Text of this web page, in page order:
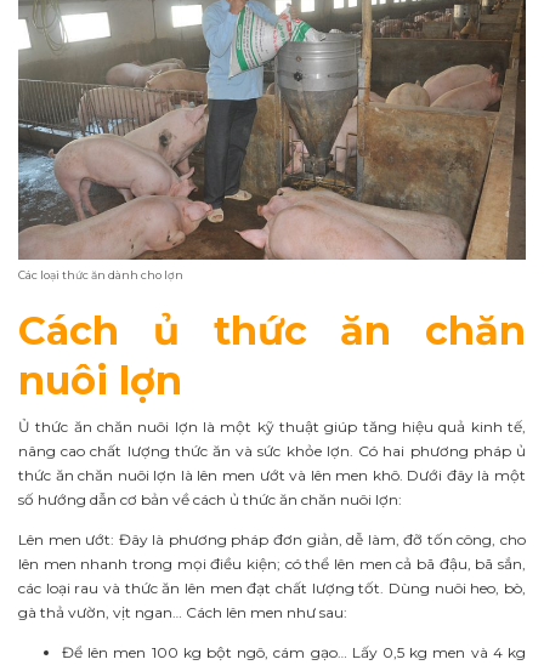
Các loại thức ăn dành cho lợn
Cách ủ thức ăn chăn
nuôi lợn
Ủ thức ăn chăn nuôi lợn là một kỹ thuật giúp tăng hiệu quả kinh tế,
nâng cao chất lượng thức ăn và sức khỏe lợn. Có hai phương pháp ủ
thức ăn chăn nuôi lợn là lên men ướt và lên men khô. Dưới đây là một
số hướng dẫn cơ bản về cách ủ thức ăn chăn nuôi lợn:
Lên men ướt: Đây là phương pháp đơn giản, dễ làm, đỡ tốn công, cho
lên men nhanh trong mọi điều kiện; có thể lên men cả bã đậu, bã sắn,
các loại rau và thức ăn lên men đạt chất lượng tốt. Dùng nuôi heo, bò,
gà thả vườn, vịt ngan… Cách lên men như sau:
Để lên men 100 kg bột ngô, cám gạo… Lấy 0,5 kg men và 4 kg